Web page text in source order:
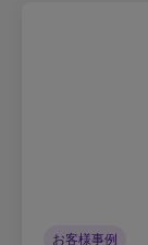
お客様事例